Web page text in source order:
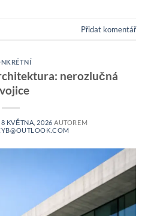
Přidat komentář
nerozlučná
8 KVĚTNA, 2026 AUTOREM